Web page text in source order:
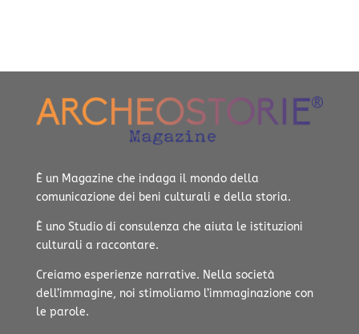
È un Magazine che indaga il mondo della
comunicazione dei beni culturali e della storia.
È uno Studio di consulenza che aiuta le istituzioni
culturali a raccontare.
Creiamo esperienze narrative. Nella società
dell’immagine, noi stimoliamo l’immaginazione con
le parole.